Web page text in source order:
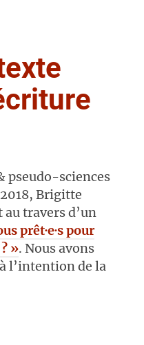
pseudo-sciences
Brigitte
au travers d’un
prêt·e·s pour
». Nous avons
l’intention de la